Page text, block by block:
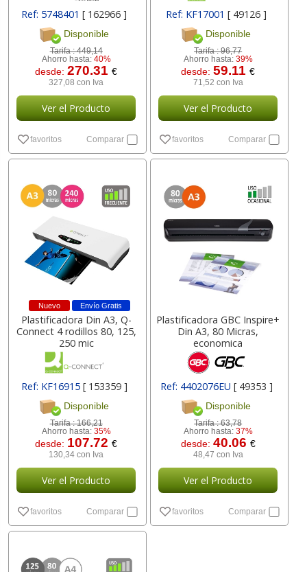
Ref: 5748401[ 162966 ]
Disponible
Tarifa :449,14
Ahorro hasta: 40%
desde:270.31€
327,08 con Iva
Ver el Producto
favoritos Comparar
Ref: KF17001 [ 49126 ]
Disponible
Tarifa :96,77
Ahorro hasta: 39%
desde:59.11€
71,52 con Iva
Ver el Producto
favoritos Comparar
Envío Gratis
Nuevo
Plastificadora Din A3, Q-
Connect 4 rodillos 80, 125,
250 mic
Ref: KF16915 [ 153359 ]
Disponible
Tarifa :166,21
Ahorro hasta: 35%
desde: 107.72€
130,34 con Iva
Ver el Producto
favoritos Comparar
Plastificadora GBC Inspire+
Din A3, 80 Micras,
economica
Ref: 4402076EU [ 49353 ]
Disponible
Tarifa :63,78
Ahorro hasta: 37%
desde: 40.06 €
48,47 con Iva
Ver el Producto
favoritos Comparar